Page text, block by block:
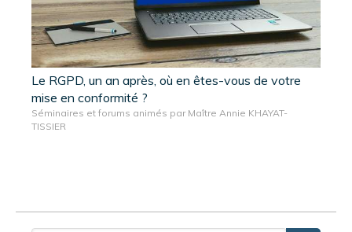
Le RGPD, un an après, où en êtes-vous de votre
mise en conformité ?
Séminaires et forums animés par Maître Annie KHAYAT-
TISSIER